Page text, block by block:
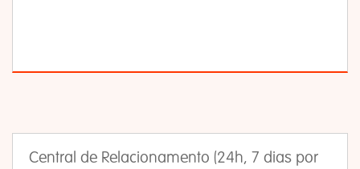
Central de Relacionamento (24h, 7 dias por